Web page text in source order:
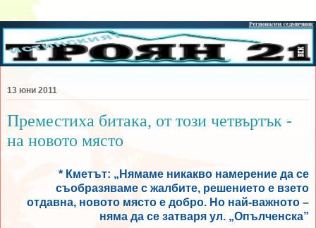
13 юни 2011
Преместиха битака, от този четвъртък -
на новото място
* Кметът: „Нямаме никакво намерение да се
съобразяваме с жалбите, решението е взето
отдавна, новото място е добро. Но най-важното –
няма да се затваря ул. „Опълченска”